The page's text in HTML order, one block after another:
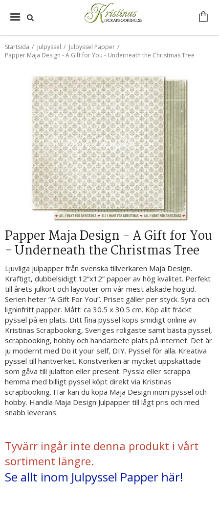
Startsida / Julpyssel / Julpyssel Papper /
Papper Maja Design - A Gift for You - Underneath the Christmas Tree
Papper Maja Design - A Gift for You
- Underneath the Christmas Tree
Ljuvliga julpapper från svenska tillverkaren Maja Design.
Kraftigt, dubbelsidigt 12”x12” papper av hög kvalitet. Perfekt
till årets julkort och layouter om vår mest älskade högtid.
Serien heter ”A Gift For You”. Priset gäller per styck. Syra och
ligninfritt papper. Mått: ca 30.5 x 30.5 cm. Köp allt fräckt
pyssel på en plats. Ditt fina pyssel köps smidigt online av
Kristinas Scrapbooking, Sveriges roligaste samt bästa pyssel,
scrapbooking, hobby och handarbete plats på internet. Det är
ju modernt med Do it your self, DIY. Pyssel för alla. Kreativa
pyssel till hantverket. Konstverken är mycket uppskattade
som gåva till julafton eller present. Pyssla eller scrappa
hemma med billigt pyssel köpt direkt via Kristinas
scrapbooking. Här kan du köpa Maja Design inom pyssel och
hobby. Handla Maja Design Julpapper till lågt pris och med
snabb leverans.
Tyvärr ingår inte denna produkt i vårt
sortiment längre.
Se allt inom Julpyssel Papper här!